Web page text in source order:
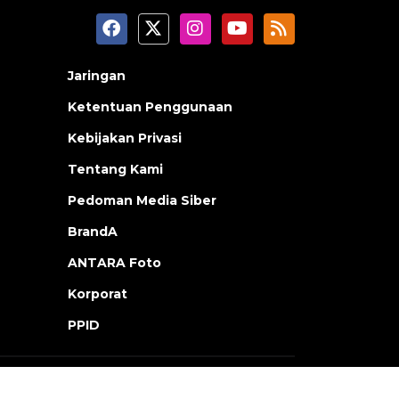
Jaringan
Ketentuan Penggunaan
Kebijakan Privasi
Tentang Kami
Pedoman Media Siber
BrandA
ANTARA Foto
Korporat
PPID